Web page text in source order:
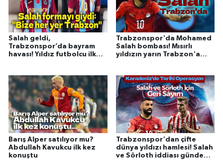
Salah geldi,
Trabzonspor’da bayram
havası! Yıldız futbolcu ilk
Trabzonspor'da Mohamed
Salah bombası! Mısırlı
yıldızın yarın Trabzon'a
Barış Alper satılıyor mu?
Abdullah Kavukcu ilk kez
konuştu
Trabzonspor'dan çifte
dünya yıldızı hamlesi! Salah
ve Sörloth iddiası gündemi